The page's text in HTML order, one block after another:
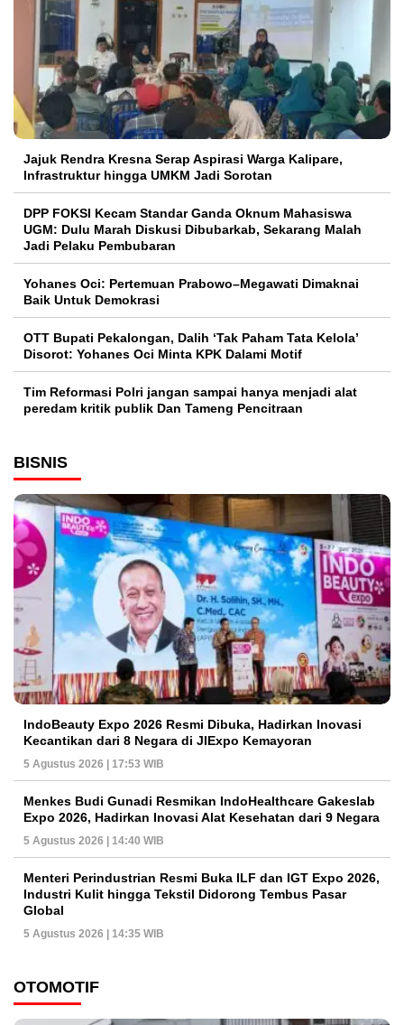
Jajuk Rendra Kresna Serap Aspirasi Warga Kalipare,
Infrastruktur hingga UMKM Jadi Sorotan
DPP FOKSI Kecam Standar Ganda Oknum Mahasiswa
UGM: Dulu Marah Diskusi Dibubarkab, Sekarang Malah
Jadi Pelaku Pembubaran
Yohanes Oci: Pertemuan Prabowo–Megawati Dimaknai
Baik Untuk Demokrasi
OTT Bupati Pekalongan, Dalih ‘Tak Paham Tata Kelola’
Disorot: Yohanes Oci Minta KPK Dalami Motif
Tim Reformasi Polri jangan sampai hanya menjadi alat
peredam kritik publik Dan Tameng Pencitraan
BISNIS
IndoBeauty Expo 2026 Resmi Dibuka, Hadirkan Inovasi
Kecantikan dari 8 Negara di JIExpo Kemayoran
5 Agustus 2026 | 17:53 WIB
Menkes Budi Gunadi Resmikan IndoHealthcare Gakeslab
Expo 2026, Hadirkan Inovasi Alat Kesehatan dari 9 Negara
5 Agustus 2026 | 14:40 WIB
Menteri Perindustrian Resmi Buka ILF dan IGT Expo 2026,
Industri Kulit hingga Tekstil Didorong Tembus Pasar
Global
5 Agustus 2026 | 14:35 WIB
OTOMOTIF